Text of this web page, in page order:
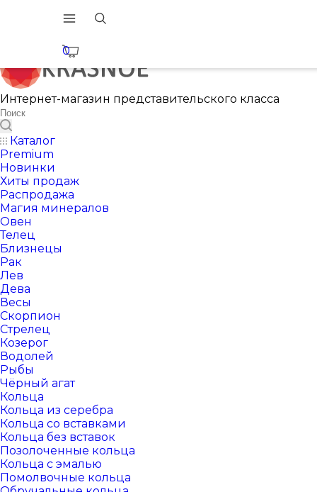
0
Интернет-магазин представительского класса
Каталог
Premium
Новинки
Хиты продаж
Распродажа
Магия минералов
Овен
Телец
Близнецы
Рак
Лев
Дева
Весы
Скорпион
Стрелец
Козерог
Водолей
Рыбы
Чёрный агат
Кольца
Кольца из серебра
Кольца со вставками
Кольца без вставок
Позолоченные кольца
Кольца с эмалью
Помолвочные кольца